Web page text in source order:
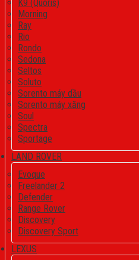
K9 (Quoris)
Morning
Ray
Rio
Rondo
Sedona
Seltos
Soluto
Sorento máy dầu
Sorento máy xăng
Soul
Spectra
Sportage
LAND ROVER
Evoque
Freelander 2
Defender
Range Rover
Discovery
Discovery Sport
LEXUS